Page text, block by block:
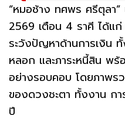
“หมอช้าง ทศพร ศรีตุลา
2569 เตือน 4 ราศี ได้แ
ระวังปัญหาด้านการเงิน
หลอก และภาระหนี้สิน พร้
อย่างรอบคอบ โดยภาพร
ของดวงชะตา ทั้งงาน กา
ปี